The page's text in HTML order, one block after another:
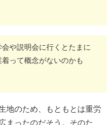
会や説明会に行くとたまに
って概念がないのかも
地のため、もともとは重労
まったのだそう。そのた